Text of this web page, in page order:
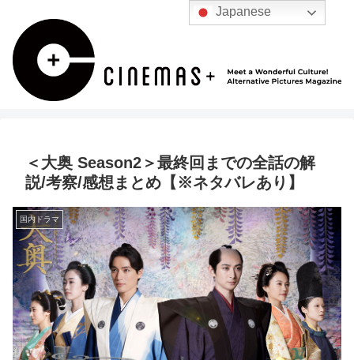
＜大奥 Season2＞最終回までの全話の解
説/考察/感想まとめ【※ネタバレあり】
国内ドラマ
Japanese